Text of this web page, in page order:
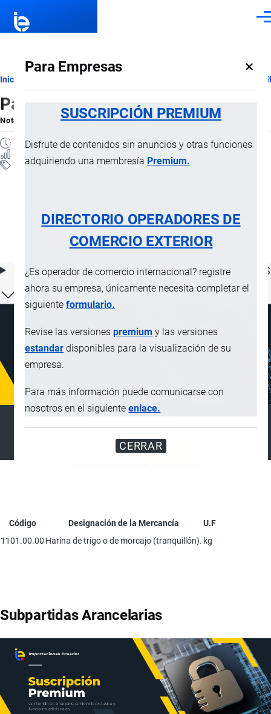
Para Empresas ×
SUSCRIPCIÓN PREMIUM
Disfrute de contenidos sin anuncios y otras funciones
adquiriendo una membresía Premium.
DIRECTORIO OPERADORES DE
COMERCIO EXTERIOR
¿Es operador de comercio internacional? registre
ahora su empresa, únicamente necesita completar el
siguienteformulario.
Revise las versionespremium y las versiones
estandar disponibles para la visualización de su
empresa.
Para más información puede comunicarse con
nosotros en el siguienteenlace.
CERRAR
Ruta
de
navegación
Inicio
Partida 11.01
Nota ExplicativaporImportaciones …, 16 Julio, 2024
2 MINUTOS
Notas Explicativas
11.01 Harina de trigo o de morcajo
(tranquillón)
ÍNDICE DE CONTENIDOS
SUSCRIBIRSE
ANUNCIAR
Código Designación de la Mercancía
U.F
1101.00.00 Harina de trigo o de morcajo (tranquillón). kg
Subpartidas Arancelarias